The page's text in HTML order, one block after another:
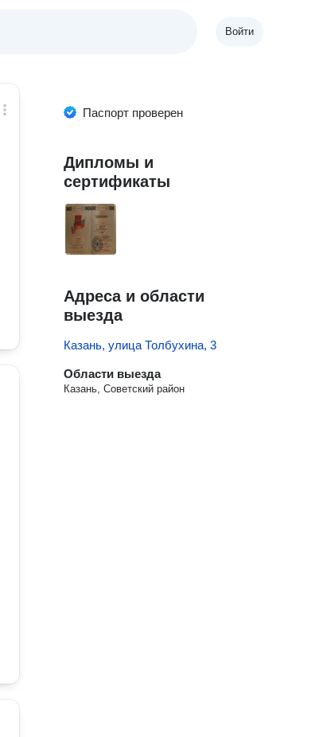
Войти
Паспорт проверен
Дипломы и
сертификаты
Адреса и области
выезда
Казань, улица Толбухина, 3
Области выезда
Казань, Советский район